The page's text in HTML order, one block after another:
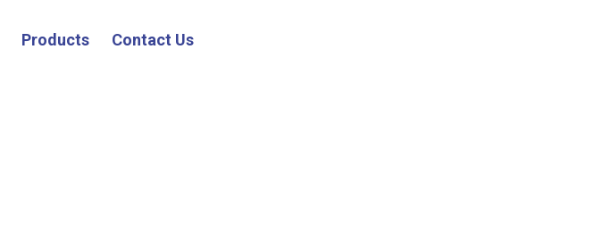
Products Contact Us